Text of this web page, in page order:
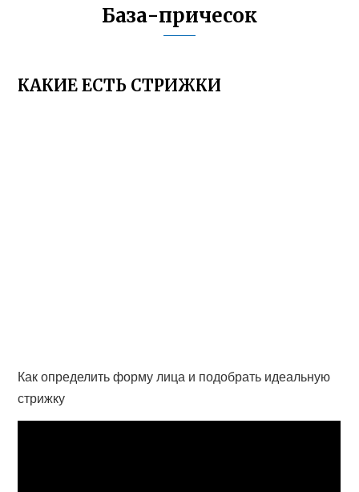
База-причесок
КАКИЕ ЕСТЬ СТРИЖКИ
Как определить форму лица и подобрать идеальную
стрижку